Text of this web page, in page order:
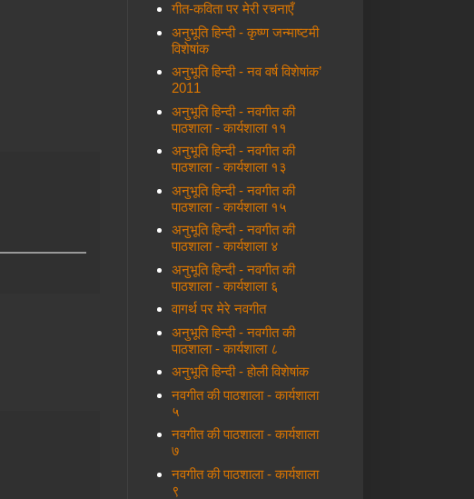
गीत-कविता पर मेरी रचनाएँ
अनुभूति हिन्दी - कृष्ण जन्माष्टमी
विशेषांक
अनुभूति हिन्दी - नव वर्ष विशेषांक’
2011
अनुभूति हिन्दी - नवगीत की
पाठशाला - कार्यशाला ११
अनुभूति हिन्दी - नवगीत की
पाठशाला - कार्यशाला १३
अनुभूति हिन्दी - नवगीत की
पाठशाला - कार्यशाला १५
अनुभूति हिन्दी - नवगीत की
पाठशाला - कार्यशाला ४
अनुभूति हिन्दी - नवगीत की
पाठशाला - कार्यशाला ६
वागर्थ पर मेरे नवगीत
अनुभूति हिन्दी - नवगीत की
पाठशाला - कार्यशाला ८
अनुभूति हिन्दी - होली विशेषांक
नवगीत की पाठशाला - कार्यशाला
५
नवगीत की पाठशाला - कार्यशाला
७
नवगीत की पाठशाला - कार्यशाला
९